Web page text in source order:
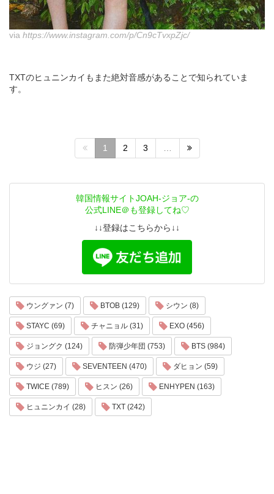
via https://www.instagram.com/p/Cn9cTvxpZjc/
TXTのヒュニンカイもまた絶対音感があることで知られていま
す。
1 2 3
韓国情報サイトJOAH-ジョア-の
公式LINE＠も登録してね♡
↓↓登録はこちらから↓↓
ウングァン (7) BTOB (129) シウン (8)
STAYC (69) チャニョル (31) EXO (456)
ジョングク (124) 防弾少年団 (753) BTS (984)
ウジ (27) SEVENTEEN (470) ダヒョン (59)
TWICE (789) ヒスン (26) ENHYPEN (163)
ヒュニンカイ (28) TXT (242)